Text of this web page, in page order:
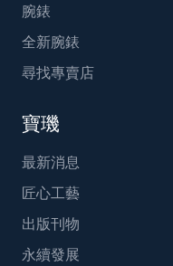
腕錶
全新腕錶
尋找專賣店
寶璣
最新消息
匠心工藝
出版刊物
永續發展